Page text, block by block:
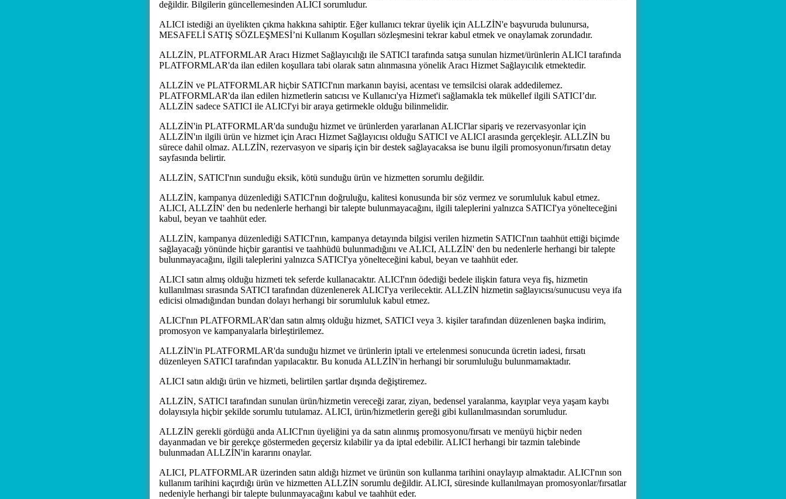
değildir. Bilgilerin güncellemesinden ALICI sorumludur.
ALICI istediği an üyelikten çıkma hakkına sahiptir. Eğer kullanıcı tekrar üyelik için ALLZİN'e başvuruda bulunursa,
MESAFELİ SATIŞ SÖZLEŞMESİ’ni Kullanım Koşulları sözleşmesini tekrar kabul etmek ve onaylamak zorundadır.
ALLZİN, PLATFORMLAR Aracı Hizmet Sağlayıcılığı ile SATICI tarafında satışa sunulan hizmet/ürünlerin ALICI tarafında
PLATFORMLAR'da ilan edilen koşullara tabi olarak satın alınmasına yönelik Aracı Hizmet Sağlayıcılık etmektedir.
ALLZİN ve PLATFORMLAR hiçbir SATICI'nın markanın bayisi, acentası ve temsilcisi olarak addedilemez.
PLATFORMLAR'da ilan edilen hizmetlerin satıcısı ve Kullanıcı'ya Hizmet'i sağlamakla tek mükellef ilgili SATICI’dır.
ALLZİN sadece SATICI ile ALICI'yi bir araya getirmekle olduğu bilinmelidir.
ALLZİN'in PLATFORMLAR'da sunduğu hizmet ve ürünlerden yararlanan ALICI'lar sipariş ve rezervasyonlar için
ALLZİN'ın ilgili ürün ve hizmet için Aracı Hizmet Sağlayıcısı olduğu SATICI ve ALICI arasında gerçekleşir. ALLZİN bu
sürece dahil olmaz. ALLZİN, rezervasyon ve sipariş için bir destek sağlayacaksa ise bunu ilgili promosyonun/fırsatın detay
sayfasında belirtir.
ALLZİN, SATICI'nın sunduğu eksik, kötü sunduğu ürün ve hizmetten sorumlu değildir.
ALLZİN, kampanya düzenlediği SATICI'nın doğruluğu, kalitesi konusunda bir söz vermez ve sorumluluk kabul etmez.
ALICI, ALLZİN' den bu nedenlerle herhangi bir talepte bulunmayacağını, ilgili taleplerini yalnızca SATICI'ya yönelteceğini
kabul, beyan ve taahhüt eder.
ALLZİN, kampanya düzenlediği SATICI'nın, kampanya detayında bilgisi verilen hizmetin SATICI'nın taahhüt ettiği biçimde
sağlayacağı yönünde hiçbir garantisi ve taahhüdü bulunmadığını ve ALICI, ALLZİN' den bu nedenlerle herhangi bir talepte
bulunmayacağını, ilgili taleplerini yalnızca SATICI'ya yönelteceğini kabul, beyan ve taahhüt eder.
ALICI satın almış olduğu hizmeti tek seferde kullanacaktır. ALICI'nın ödediği bedele ilişkin fatura veya fiş, hizmetin
kullanılması sırasında SATICI tarafından düzenlenerek ALICI'ya verilecektir. ALLZİN hizmetin sağlayıcısı/sunucusu veya ifa
edicisi olmadığından bundan dolayı herhangi bir sorumluluk kabul etmez.
ALICI'nın PLATFORMLAR'dan satın almış olduğu hizmet, SATICI veya 3. kişiler tarafından düzenlenen başka indirim,
promosyon ve kampanyalarla birleştirilemez.
ALLZİN'in PLATFORMLAR'da sunduğu hizmet ve ürünlerin iptali ve ertelenmesi sonucunda ücretin iadesi, fırsatı
düzenleyen SATICI tarafından yapılacaktır. Bu konuda ALLZİN'in herhangi bir sorumluluğu bulunmamaktadır.
ALICI satın aldığı ürün ve hizmeti, belirtilen şartlar dışında değiştiremez.
ALLZİN, SATICI tarafından sunulan ürün/hizmetin vereceği zarar, ziyan, bedensel yaralanma, kayıplar veya yaşam kaybı
dolayısıyla hiçbir şekilde sorumlu tutulamaz. ALICI, ürün/hizmetlerin gereği gibi kullanılmasından sorumludur.
ALLZİN gerekli gördüğü anda ALICI'nın üyeliğini ya da satın alınmış promosyonu/fırsatı ve menüyü hiçbir neden
dayanmadan ve bir gerekçe göstermeden geçersiz kılabilir ya da iptal edebilir. ALICI herhangi bir tazmin talebinde
bulunmadan ALLZİN'in kararını onaylar.
ALICI, PLATFORMLAR üzerinden satın aldığı hizmet ve ürünün son kullanma tarihini onaylayıp almaktadır. ALICI'nın son
kullanım tarihini kaçırdığı ürün ve hizmetten ALLZİN sorumlu değildir. ALICI, süresinde kullanılmayan promosyonlar/fırsatlar
nedeniyle herhangi bir talepte bulunmayacağını kabul ve taahhüt eder.